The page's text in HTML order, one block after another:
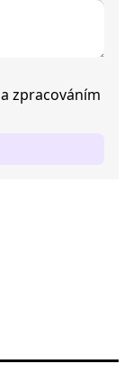
zpracováním